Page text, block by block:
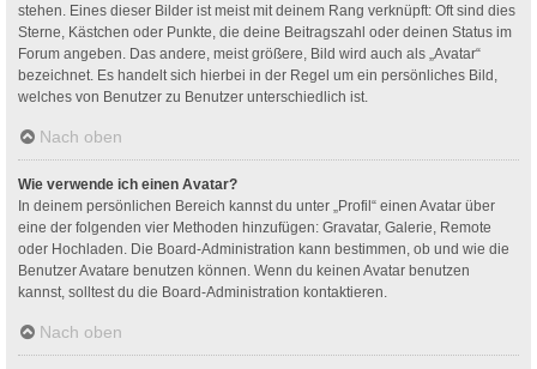
stehen. Eines dieser Bilder ist meist mit deinem Rang verknüpft: Oft sind dies
Sterne, Kästchen oder Punkte, die deine Beitragszahl oder deinen Status im
Forum angeben. Das andere, meist größere, Bild wird auch als „Avatar“
bezeichnet. Es handelt sich hierbei in der Regel um ein persönliches Bild,
welches von Benutzer zu Benutzer unterschiedlich ist.
Nach oben
Wie verwende ich einen Avatar?
In deinem persönlichen Bereich kannst du unter „Profil“ einen Avatar über
eine der folgenden vier Methoden hinzufügen: Gravatar, Galerie, Remote
oder Hochladen. Die Board-Administration kann bestimmen, ob und wie die
Benutzer Avatare benutzen können. Wenn du keinen Avatar benutzen
kannst, solltest du die Board-Administration kontaktieren.
Nach oben